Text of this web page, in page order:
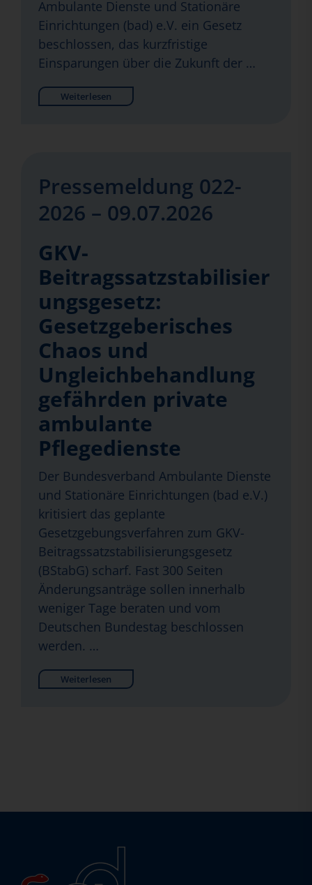
Ambulante Dienste und Stationäre
Einrichtungen (bad) e.V. ein Gesetz
beschlossen, das kurzfristige
Einsparungen über die Zukunft der …
Weiterlesen
Pressemeldung 022-
2026 – 09.07.2026
GKV-
Beitragssatzstabilisier
ungsgesetz:
Gesetzgeberisches
Chaos und
Ungleichbehandlung
gefährden private
ambulante
Pflegedienste
Der Bundesverband Ambulante Dienste
und Stationäre Einrichtungen (bad e.V.)
kritisiert das geplante
Gesetzgebungsverfahren zum GKV-
Beitragssatzstabilisierungsgesetz
(BStabG) scharf. Fast 300 Seiten
Änderungsanträge sollen innerhalb
weniger Tage beraten und vom
Deutschen Bundestag beschlossen
werden. …
Weiterlesen